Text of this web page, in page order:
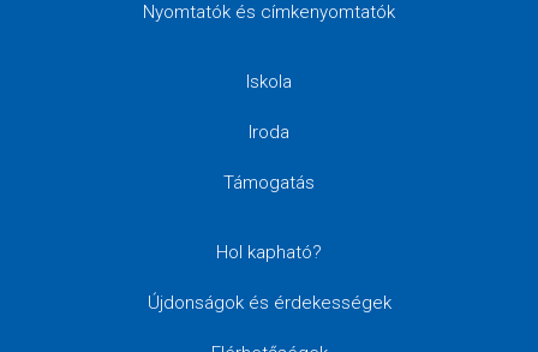
Nyomtatók és címkenyomtatók
Iskola
Iroda
Támogatás
Hol kapható?
Újdonságok és érdekességek